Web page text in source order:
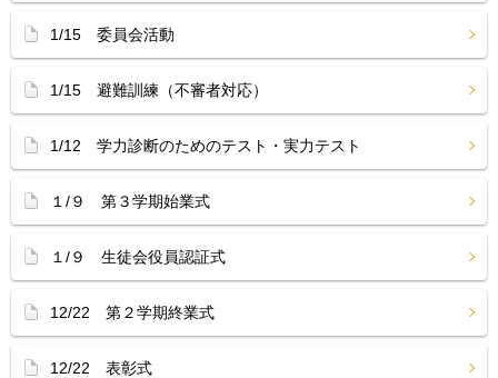
1/15 委員会活動
1/15 避難訓練（不審者対応）
1/12 学力診断のためのテスト・実力テスト
１/９ 第３学期始業式
１/９ 生徒会役員認証式
12/22 第２学期終業式
12/22 表彰式